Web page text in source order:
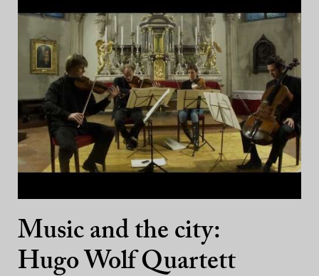
Music and the city:
Hugo Wolf Quartett